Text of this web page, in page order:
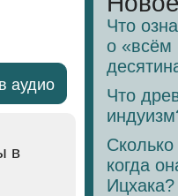
аудио
в
Что
о «всём
Что
когда
Ицхака?